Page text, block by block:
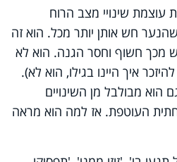
שינויי מצב הרוח
שהנער חש אותן יותר מכל. הוא זה
מכך חשוף וחסר הגנה. הוא לא
איך היינו בגילו, הוא לא).
הוא מבולבל מן השינויים
העוטפת. אז למה הוא מראה